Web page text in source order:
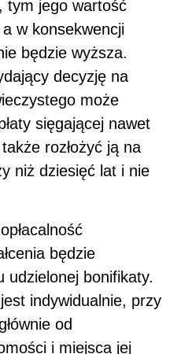
tym jego wartość
w konsekwencji
będzie wyższa.
decyzję na
może
sięgającej nawet
rozłożyć ją na
niż dziesięć lat i nie
będzie
udzielonej bonifikaty.
indywidualnie, przy
od
i miejsca jej